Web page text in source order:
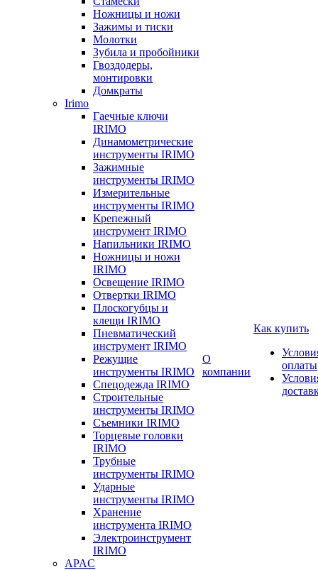
Ножницы и ножи
Зажимы и тиски
Молотки
Зубила и пробойники
Гвоздодеры,
монтировки
Домкраты
Irimo
Гаечные ключи
IRIMO
Динамометрические
инструменты IRIMO
Зажимные
инструменты IRIMO
Измерительные
инструменты IRIMO
Крепежный
инструмент IRIMO
Напильники IRIMO
Ножницы и ножи
IRIMO
Освещение IRIMO
Отвертки IRIMO
Плоскогубцы и
клещи IRIMO
Пневматический
инструмент IRIMO
Режущие
инструменты IRIMO
Спецодежда IRIMO
Строительные
инструменты IRIMO
Съемники IRIMO
Торцевые головки
IRIMO
Трубные
инструменты IRIMO
Ударные
инструменты IRIMO
Хранение
инструмента IRIMO
Электроинструмент
IRIMO
APAC
О
компании
Как купить
оплаты